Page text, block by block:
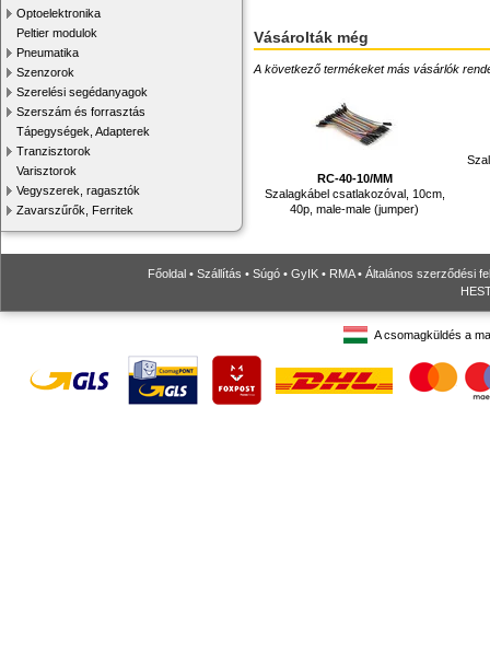
Optoelektronika
Peltier modulok
Pneumatika
Szenzorok
Szerelési segédanyagok
Szerszám és forrasztás
Tápegységek, Adapterek
Tranzisztorok
Varisztorok
Vegyszerek, ragasztók
Zavarszűrők, Ferritek
Vásárolták még
A következő termékeket más vásárlók
RC-40-10/MM
Szalagkábel csatlakozóval, 10cm,
40p, male-male (jumper)
Főoldal • Szállítás • Súgó • GyIK • RMA• Általános szerződési
A csomagküldés a